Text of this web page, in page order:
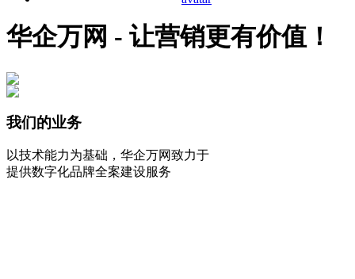
华企万网 - 让营销更有价值！
我们的业务
以技术能力为基础，华企万网致力于
提供数字化品牌全案建设服务